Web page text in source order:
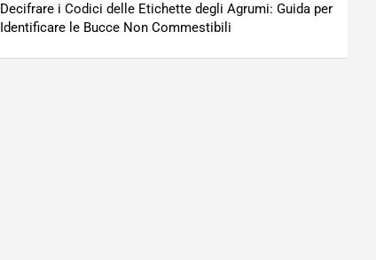
Decifrare i Codici delle Etichette degli Agrumi: Guida per
Identificare le Bucce Non Commestibili